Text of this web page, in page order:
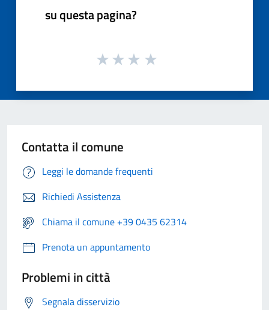
su questa pagina?
Contatta il comune
Leggi le domande frequenti
Richiedi Assistenza
Chiama il comune +39 0435 62314
Prenota un appuntamento
Problemi in città
Segnala disservizio